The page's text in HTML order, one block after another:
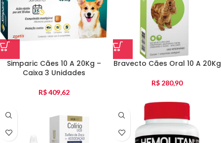
Simparic Cães 10 A 20Kg –
Caixa 3 Unidades
R$409,62
Bravecto Cães Oral 10 A 20Kg
R$ 280,90